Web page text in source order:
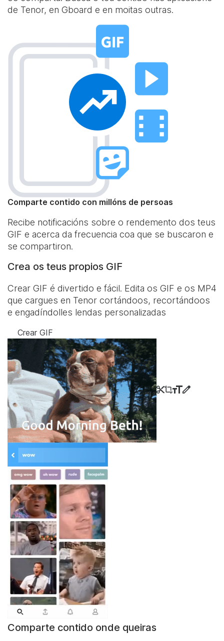
de Tenor, en Gboard e en moitas outras.
Comparte contido con millóns de persoas
Recibe notificacións sobre o rendemento dos teus
GIF e acerca da frecuencia coa que se buscaron e
se compartiron.
Crea os teus propios GIF
Crear GIF é divertido e fácil. Edita os GIF e os MP4
que cargues en Tenor cortándoos, recortándoos
e engadíndolles lendas personalizadas
Crear GIF
Comparte contido onde queiras